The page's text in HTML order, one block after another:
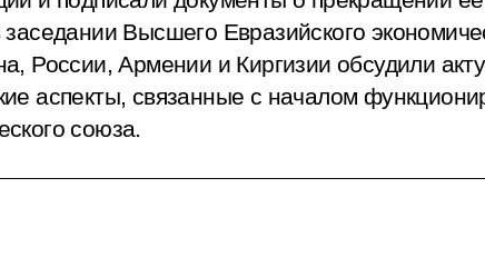
заседании Высшего Евразийского
России, Армении и Киргизии обсудили
аспекты, связанные с началом
союза.